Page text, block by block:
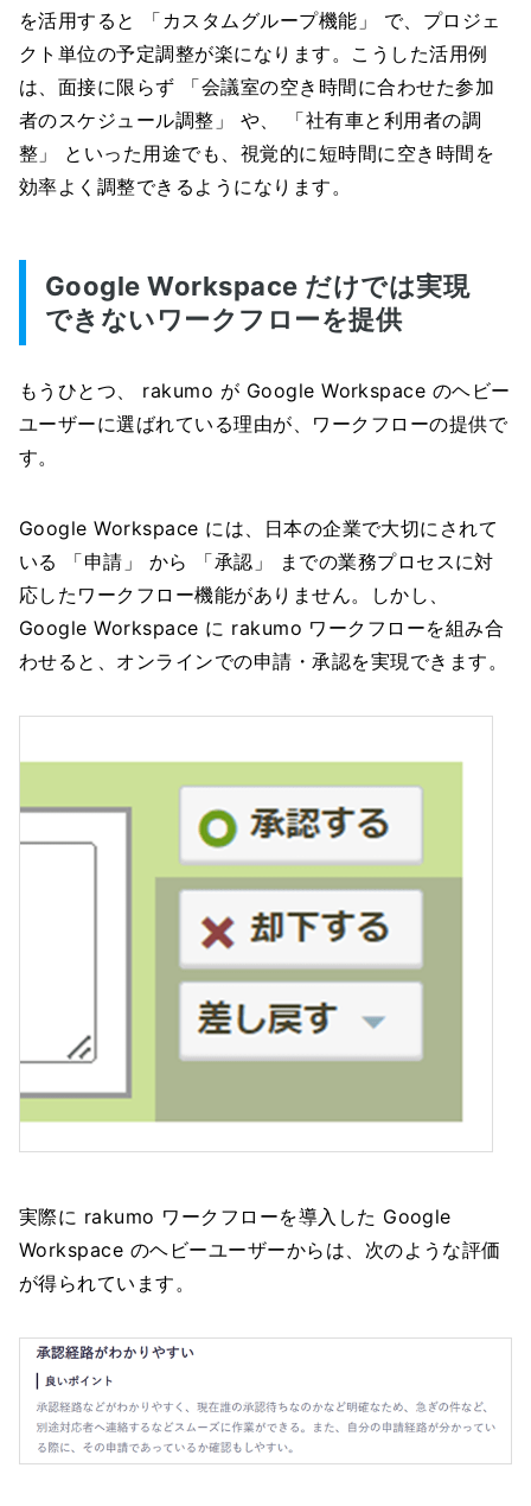
を活用すると 「カスタムグループ機能」 で、プロジェ
クト単位の予定調整が楽になります。こうした活用例
は、面接に限らず 「会議室の空き時間に合わせた参加
者のスケジュール調整」 や、 「社有車と利用者の調
整」 といった用途でも、視覚的に短時間に空き時間を
効率よく調整できるようになります。
Google Workspace だけでは実現
できないワークフローを提供
もうひとつ、 rakumo が Google Workspace のヘビー
ユーザーに選ばれている理由が、ワークフローの提供で
す。
Google Workspace には、日本の企業で大切にされて
いる 「申請」 から 「承認」 までの業務プロセスに対
応したワークフロー機能がありません。しかし、
Google Workspace に rakumo ワークフローを組み合
わせると、オンラインでの申請・承認を実現できます。
実際に rakumo ワークフローを導入した Google
Workspace のヘビーユーザーからは、次のような評価
が得られています。